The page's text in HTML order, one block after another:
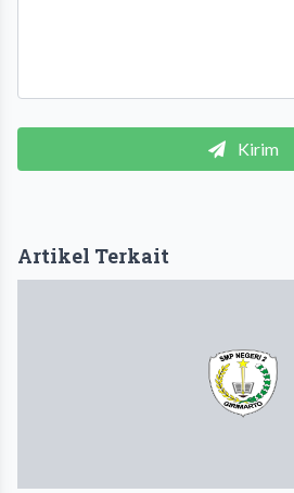
Kirim
Artikel Terkait